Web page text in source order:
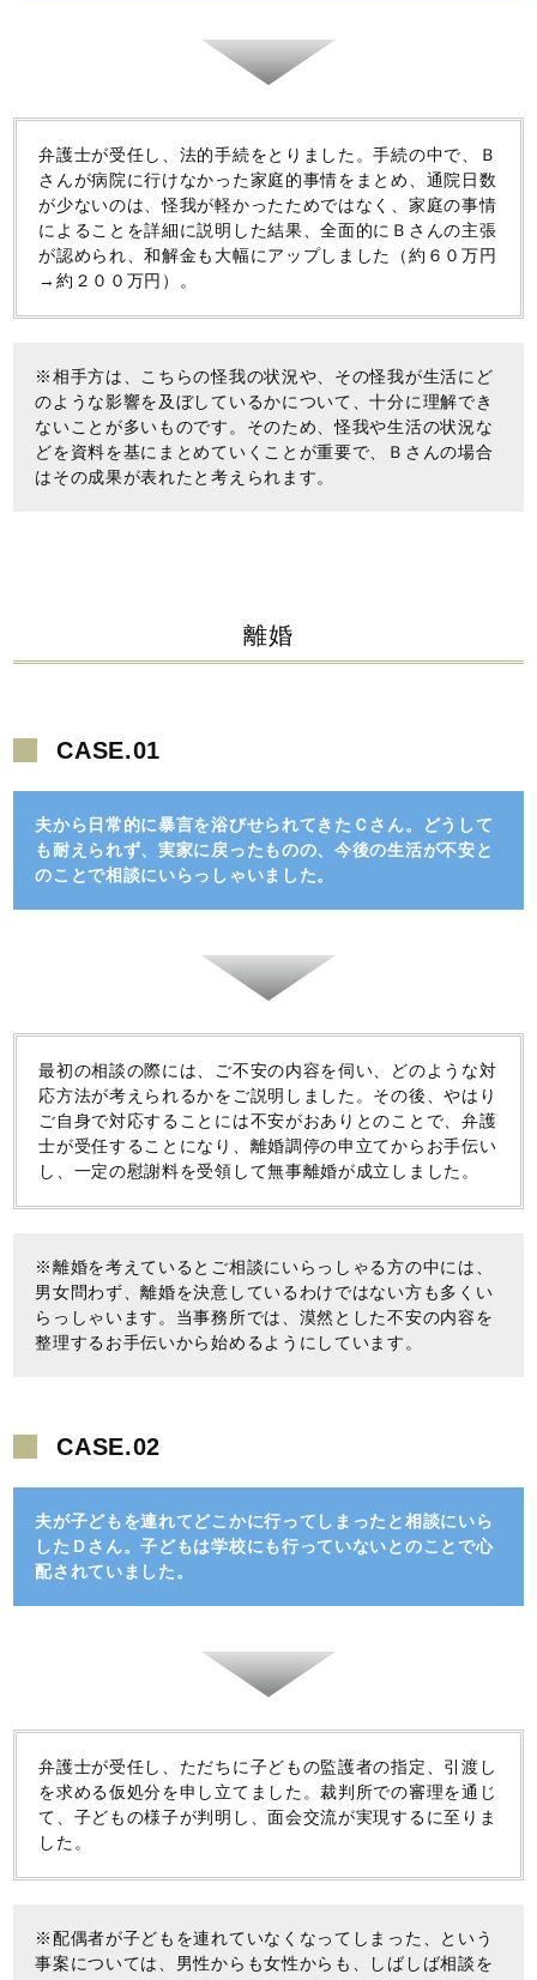
弁護士が受任し、法的手続をとりました。手続の中で、Ｂ
さんが病院に行けなかった家庭的事情をまとめ、通院日数
が少ないのは、怪我が軽かったためではなく、家庭の事情
によることを詳細に説明した結果、全面的にＢさんの主張
が認められ、和解金も大幅にアップしました（約６０万円
→約２００万円）。
※相手方は、こちらの怪我の状況や、その怪我が生活にど
のような影響を及ぼしているかについて、十分に理解でき
ないことが多いものです。そのため、怪我や生活の状況な
どを資料を基にまとめていくことが重要で、Ｂさんの場合
はその成果が表れたと考えられます。
離婚
CASE.01
夫から日常的に暴言を浴びせられてきたＣさん。どうして
も耐えられず、実家に戻ったものの、今後の生活が不安と
のことで相談にいらっしゃいました。
最初の相談の際には、ご不安の内容を伺い、どのような対
応方法が考えられるかをご説明しました。その後、やはり
ご自身で対応することには不安がおありとのことで、弁護
士が受任することになり、離婚調停の申立てからお手伝い
し、一定の慰謝料を受領して無事離婚が成立しました。
※離婚を考えているとご相談にいらっしゃる方の中には、
男女問わず、離婚を決意しているわけではない方も多くい
らっしゃいます。当事務所では、漠然とした不安の内容を
整理するお手伝いから始めるようにしています。
CASE.02
夫が子どもを連れてどこかに行ってしまったと相談にいら
したＤさん。子どもは学校にも行っていないとのことで心
配されていました。
弁護士が受任し、ただちに子どもの監護者の指定、引渡し
を求める仮処分を申し立てました。裁判所での審理を通じ
て、子どもの様子が判明し、面会交流が実現するに至りま
した。
※配偶者が子どもを連れていなくなってしまった、という
事案については、男性からも女性からも、しばしば相談を